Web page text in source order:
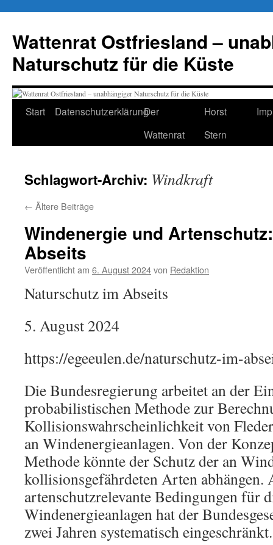
springen
Wattenrat Ostfriesland –
Naturschutz für die Küste
Start DatenschutzerklärungDer
Wattenrat
Horst
Stern
Schlagwort-Archiv: Windkraft
← Ältere Beiträge
Windenergie und
Abseits
Veröffentlicht am 6. August 2024von Redaktion
Naturschutz im Abseits
5. August 2024
https://egeeulen.de/naturschutz-im-
Die Bundesregierung arbeitet an der
probabilistischen Methode zur
Kollisionswahrscheinlichkeit von
an Windenergieanlagen. Von der
Methode könnte der Schutz der an
kollisionsgefährdeten Arten abhängen.
artenschutzrelevante Bedingungen für
Windenergieanlagen hat der
zwei Jahren systematisch